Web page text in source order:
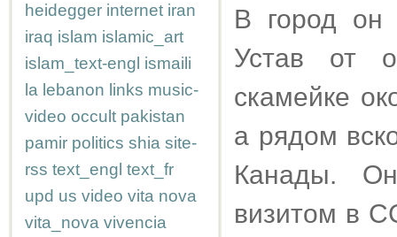
heidegger internet iran
iraq islam islamic_art
islam_text-engl ismaili
la lebanon links music-
video occult pakistan
pamir politics shia site-
rss text_engl text_fr
upd us video vita nova
vita_nova vivencia
В город
Устав от
скамейке
а рядом
Канады.
визитом в